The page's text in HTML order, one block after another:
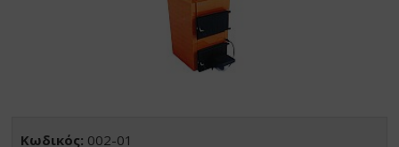
Κωδικός: 002-01